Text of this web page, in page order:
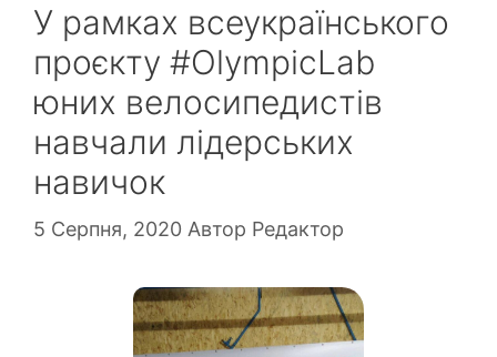
У рамках всеукраїнського
проєкту #OlympicLab
юних велосипедистів
навчали лідерських
навичок
5 Серпня, 2020 Автор Редактор